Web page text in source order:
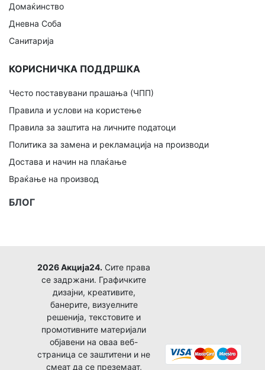
Домаќинство
Дневна Соба
Санитарија
КОРИСНИЧКА ПОДДРШКА
Често поставувани прашања (ЧПП)
Правила и услови на користење
Правила за заштита на личните податоци
Политика за замена и рекламација на производи
Достава и начин на плаќање
Враќање на производ
БЛОГ
2026 Акција24. Сите права
се задржани. Графичките
дизајни, креативите,
банерите, визуелните
решенија, текстовите и
промотивните материјали
објавени на оваа веб-
страница се заштитени и не
смеат да се преземаат,